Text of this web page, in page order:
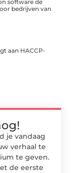
software de
bedrijven van
aan HACCP-
je vandaag
verhaal te
te geven.
de eerste